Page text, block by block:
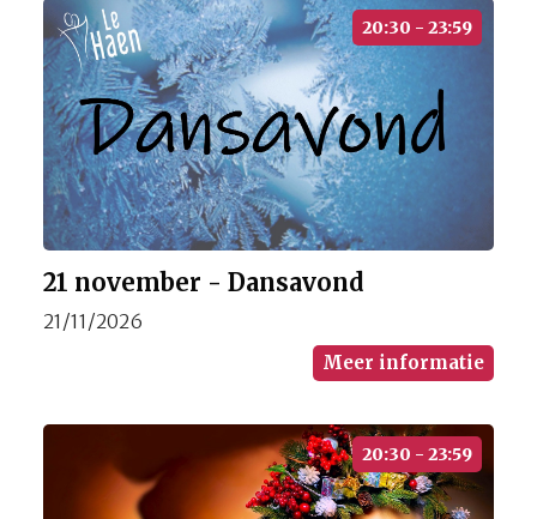
21 november - Dansavond
21/11/2026
20:30 - 23:59
Meer informatie
20:30 - 23:59